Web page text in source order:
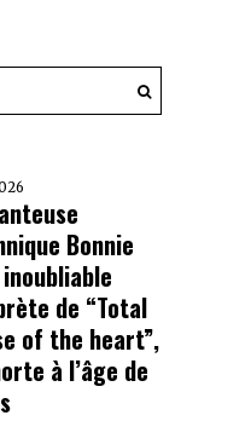
Bonnie
de “Total
of the heart”,
à l’âge de